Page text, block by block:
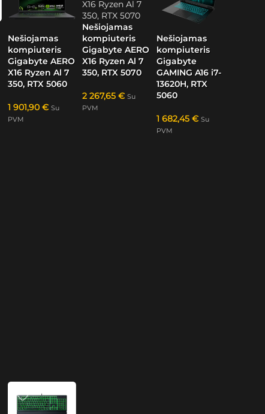
Nešiojamas
kompiuteris
Gigabyte AERO
X16 Ryzen Al 7
350, RTX 5060
1 901,90 € Su
PVM
Nešiojamas
kompiuteris
Gigabyte AERO
X16 Ryzen Al 7
350, RTX 5070
2 267,65 € Su
PVM
Nešiojamas
kompiuteris
Gigabyte
GAMING A16 i7-
13620H, RTX
5060
1 682,45 € Su
PVM